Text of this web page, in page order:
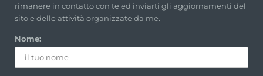
rimanere in contatto con te ed inviarti gli aggiornamenti del
sito e delle attività organizzate da me.
Nome: